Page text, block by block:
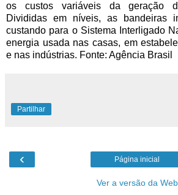
os custos variáveis da geração
Divididas em níveis, as bandeiras
custando para o Sistema Interligado
energia usada nas casas, em
e nas indústrias. Fonte: Agência Brasil
Partilhar
‹ Página inicial
Ver a versão da Web